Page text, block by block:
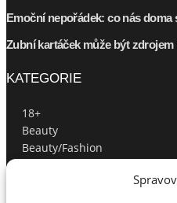
Emoční nepořádek: co nás
Zubní kartáček může být
KATEGORIE
18+
Beauty
Beauty/Fashion